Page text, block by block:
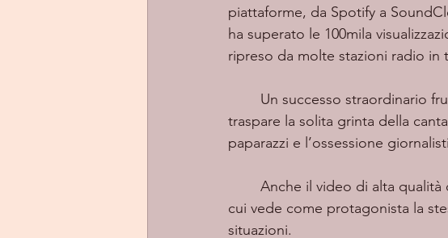
piattaforme, da Spotify a
ha superato le 100mila
ripreso da molte stazioni radio in
traspare la solita grinta della
paparazzi e l’ossessione
cui vede come protagonista la
situazioni.